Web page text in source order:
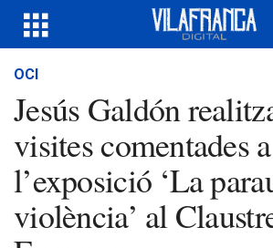
OCI
Jesús Galdón
visites comentades a
l’exposició ‘La
violència’ al